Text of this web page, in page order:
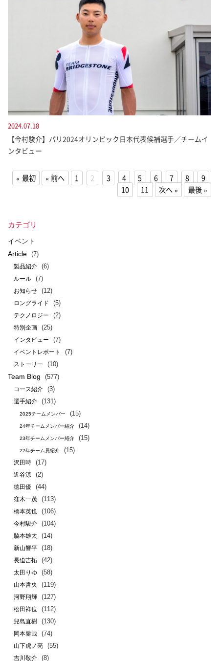
2024.07.18
【今村駿介】パリ2024オリンピック日本代表候補選手／チームイ
ンタビュー
最初 前へ 1 2 3 4 5 6 7 8
9
10
11 次へ 最後
カテゴリ
イベント
Article
(7)
製品紹介 (6)
ルール (7)
お知らせ (12)
ロングライド (5)
テクノロジー (2)
特別企画 (25)
インタビュー (7)
イベントレポート (7)
ストーリー (10)
Team Blog (577)
コース紹介 (3)
選手紹介 (131)
2025チームメンバー (15)
24年チームメンバー紹介 (14)
23年チームメンバー紹介 (15)
22年チーム員紹介 (15)
沢田時 (17)
近谷涼 (2)
徳田優 (44)
窪木一茂 (113)
橋本英也 (106)
今村駿介 (104)
脇本雄太 (14)
新山響平 (18)
長迫吉拓 (42)
太田りゆ (58)
山本哲央 (119)
河野翔輝 (127)
松田祥位 (112)
兒島直樹 (130)
岡本勝哉 (74)
山下虎ノ亮 (55)
吉川敬介 (8)